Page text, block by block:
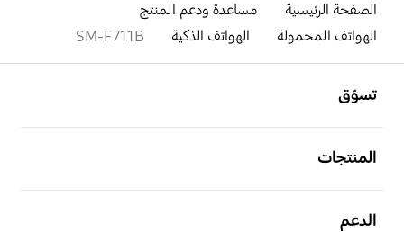
الصفحة الرئيسية
مساعدة ودعم المنتج
الهواتف المحمولة
الهواتف الذكية SM-F711B
تسوّق
المنتجات
الدعم